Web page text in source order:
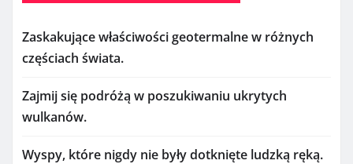
Zaskakujące właściwości geotermalne w różnych
częściach świata.
Zajmij się podróżą w poszukiwaniu ukrytych
wulkanów.
Wyspy, które nigdy nie były dotknięte ludzką ręką.